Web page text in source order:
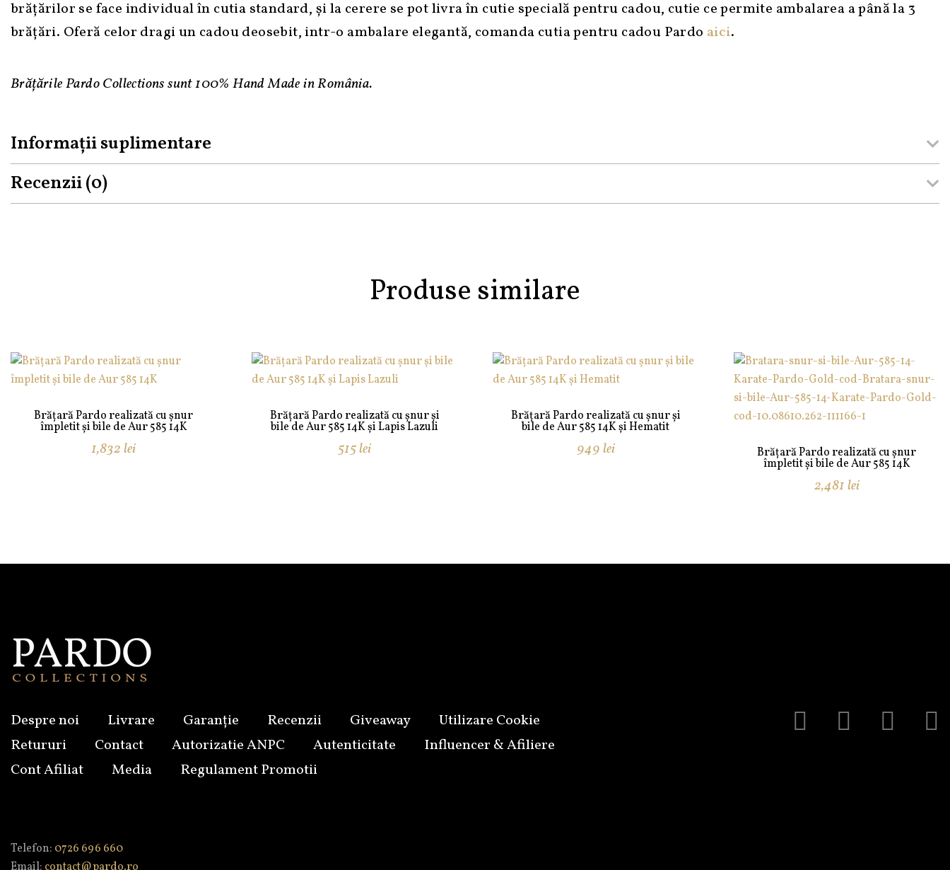
brățărilor se face individual în cutia standard, și la cerere se pot livra în cutie specială pentru cadou, cutie ce permite ambalarea a până la 3
brățări. Oferă celor dragi un cadou deosebit, intr-o ambalare elegantă, comanda cutia pentru cadou Pardo aici.
Brățările Pardo Collections sunt 100% Hand Made in România.
Informații suplimentare
Recenzii (0)
Produse similare
Brățară Pardo realizată cu șnur
împletit și bile de Aur 585 14K
1,832lei
Brățară Pardo realizată cu șnur și
bile de Aur 585 14K și Lapis Lazuli
515lei
Brățară Pardo realizată cu șnur și
bile de Aur 585 14K și Hematit
949lei Brățară Pardo realizată cu șnur
împletit și bile de Aur 585 14K
2,481lei
Despre noi Livrare Garanție Recenzii Giveaway
Utilizare Cookie
Retururi
Contact Autorizatie ANPC Autenticitate
Influencer & Afiliere
Cont Afiliat
Media Regulament Promotii
Telefon: 0726 696 660